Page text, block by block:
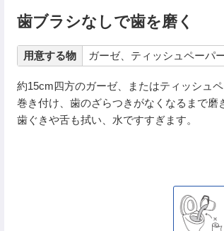
歯ブラシなしで歯を磨く
用意する物 ガーゼ、ティッシュペーパ
約15cm四方のガーゼ、またはティッシュ
巻き付け、歯のざらつきがなくなるまで磨
歯ぐきや舌も拭い、水ですすぎます。